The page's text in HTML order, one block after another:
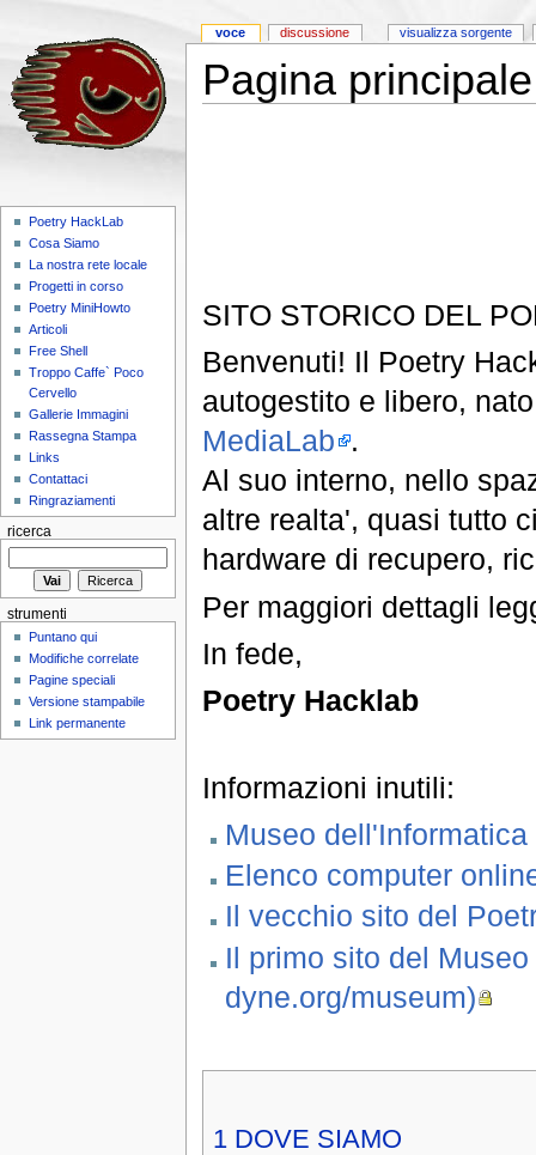
Pagina principale
SITO STORICO DEL
Benvenuti! Il Poetry
autogestito e libero,
MediaLab .
Al suo interno, nello
altre realta', quasi tutto
hardware di recupero,
Per maggiori dettagli
In fede,
Poetry Hacklab
Informazioni inutili:
Museo
Elenco computer
Il vecchio sito del
Il primo sito del
dyne.org/museum)
1 DOVE SIAMO
voce discussione visualizza sorgente
Poetry HackLab
Cosa Siamo
La nostra rete locale
Progetti in corso
Poetry MiniHowto
Articoli
Free Shell
Troppo Caffe` Poco
Cervello
Gallerie Immagini
Rassegna Stampa
Links
Contattaci
Ringraziamenti
ricerca
strumenti
Puntano qui
Modifiche correlate
Pagine speciali
Versione stampabile
Link permanente